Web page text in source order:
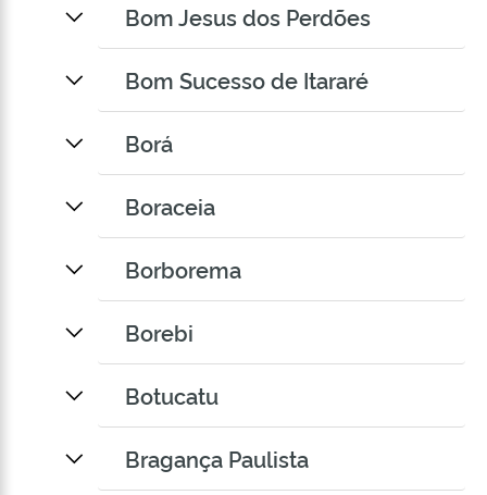
Bom Jesus dos Perdões
Bom Sucesso de Itararé
Borá
Boraceia
Borborema
Borebi
Botucatu
Bragança Paulista